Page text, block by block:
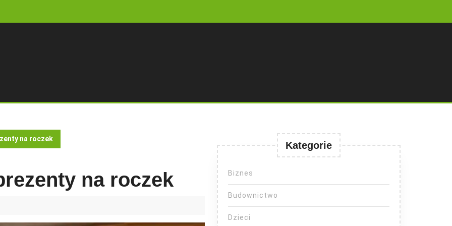
na roczek
na roczek
Kategorie
Biznes
Budownictwo
Dzieci